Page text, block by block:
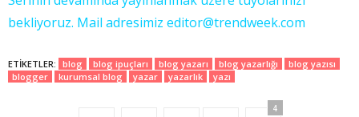
bekliyoruz. Mail adresimiz editor@trendweek.com
ETIKETLER: blog blog ipuçları blog yazarı blog yazarlığı
blog yazısı
blogger
kurumsal blog yazar yazarlık yazı
4